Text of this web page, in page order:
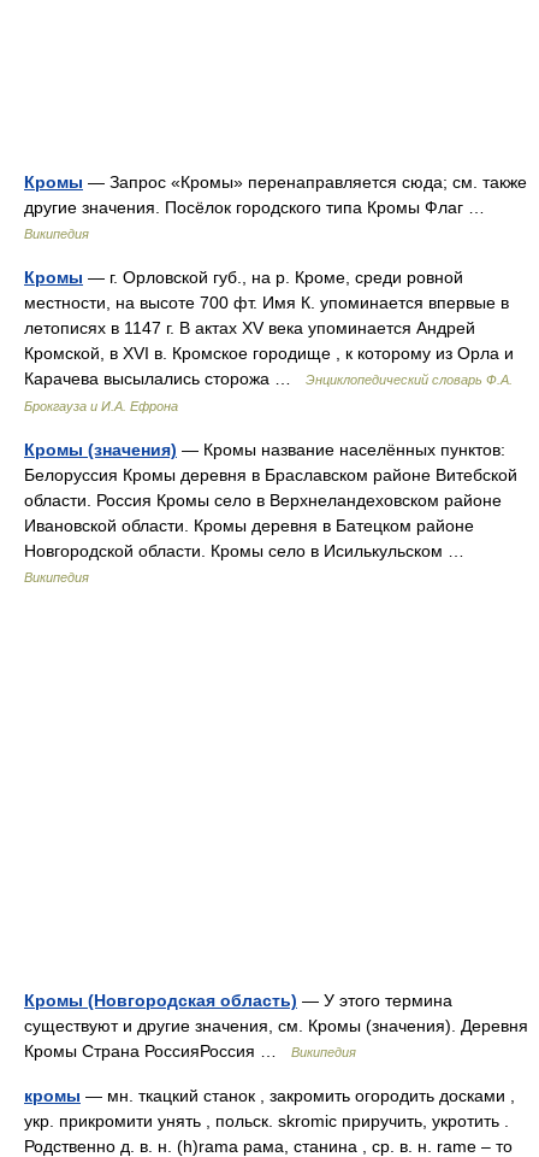
Кромы — Запрос «Кромы» перенаправляется сюда; см. также
другие значения. Посёлок городского типа Кромы Флаг …
Википедия
Кромы — г. Орловской губ., на р. Кроме, среди ровной
местности, на высоте 700 фт. Имя К. упоминается впервые в
летописях в 1147 г. В актах XV века упоминается Андрей
Кромской, в XVI в. Кромское городище , к которому из Орла и
Карачева высылались сторожа …
Энциклопедический словарь Ф.А.
Брокгауза и И.А. Ефрона
Кромы (значения) — Кромы название населённых пунктов:
Белоруссия Кромы деревня в Браславском районе Витебской
области. Россия Кромы село в Верхнеландеховском районе
Ивановской области. Кромы деревня в Батецком районе
Новгородской области. Кромы село в Исилькульском …
Википедия
Кромы (Новгородская область) — У этого термина
существуют и другие значения, см. Кромы (значения). Деревня
Кромы Страна РоссияРоссия …
Википедия
кромы — мн. ткацкий станок , закромить огородить досками ,
укр. прикромити унять , польск. skromic приручить, укротить .
Родственно д. в. н. (h)rama рама, станина , ср. в. н. rame – то